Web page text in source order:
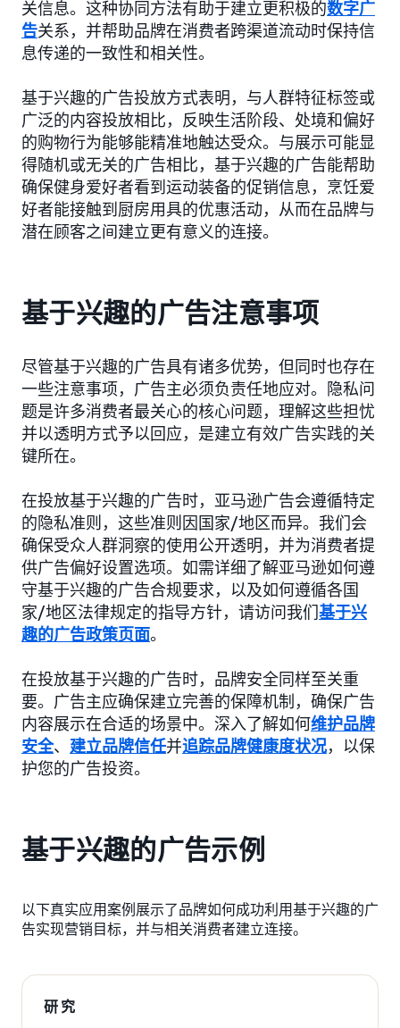
关信息。这种协同方法有助于建立更积极的数字广
告关系，并帮助品牌在消费者跨渠道流动时保持信
息传递的一致性和相关性。
基于兴趣的广告投放方式表明，与人群特征标签或
广泛的内容投放相比，反映生活阶段、处境和偏好
的购物行为能够能精准地触达受众。与展示可能显
得随机或无关的广告相比，基于兴趣的广告能帮助
确保健身爱好者看到运动装备的促销信息，烹饪爱
好者能接触到厨房用具的优惠活动，从而在品牌与
潜在顾客之间建立更有意义的连接。
基于兴趣的广告注意事项
尽管基于兴趣的广告具有诸多优势，但同时也存在
一些注意事项，广告主必须负责任地应对。隐私问
题是许多消费者最关心的核心问题，理解这些担忧
并以透明方式予以回应，是建立有效广告实践的关
键所在。
在投放基于兴趣的广告时，亚马逊广告会遵循特定
的隐私准则，这些准则因国家/地区而异。我们会
确保受众人群洞察的使用公开透明，并为消费者提
供广告偏好设置选项。如需详细了解亚马逊如何遵
守基于兴趣的广告合规要求，以及如何遵循各国
家/地区法律规定的指导方针，请访问我们基于兴
趣的广告政策页面。
在投放基于兴趣的广告时，品牌安全同样至关重
要。广告主应确保建立完善的保障机制，确保广告
内容展示在合适的场景中。深入了解如何维护品牌
安全、 建立品牌信任并追踪品牌健康度状况，以保
护您的广告投资。
基于兴趣的广告示例
以下真实应用案例展示了品牌如何成功利用基于兴趣的广
告实现营销目标，并与相关消费者建立连接。
研究